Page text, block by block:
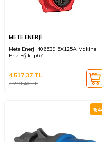
METE ENERJİ
Mete Enerji 406539 5X125A Makine
Priz Eğik Ip67
8.213,40TL
4.517,37 TL
%